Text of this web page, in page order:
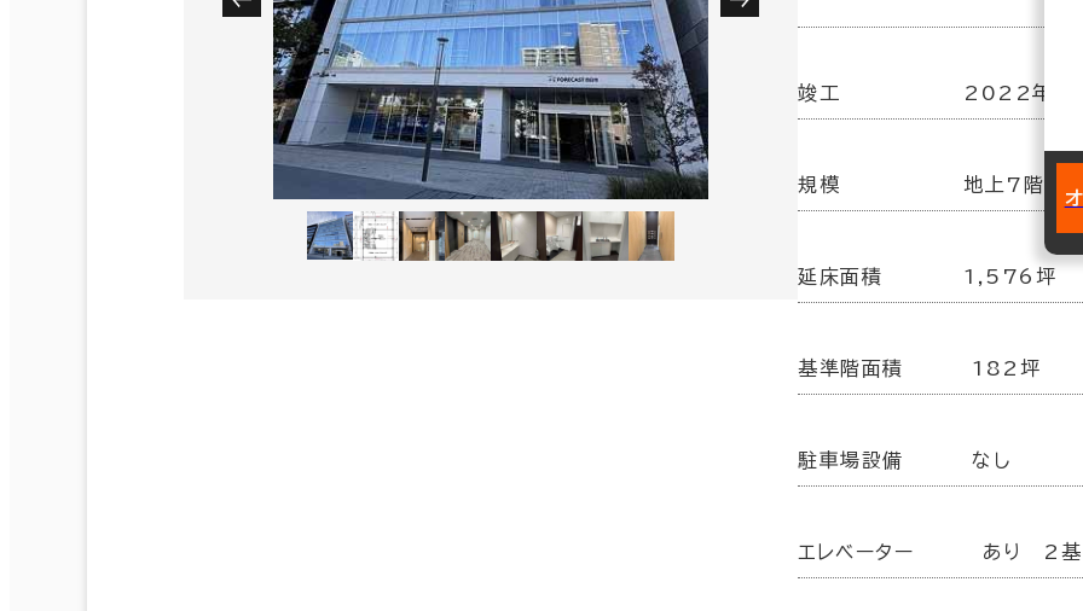
竣工 2022年10
規模 地上7階建
延床面積 1,576坪
基準階面積 182坪
駐車場設備 なし
エレベーター あり 2基